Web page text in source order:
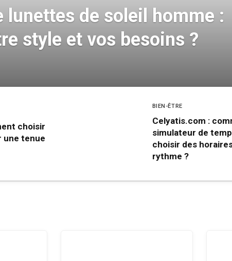
lunettes de soleil homme :
style et vos besoins ?
choisir
une tenue
BIEN-ÊTRE
Celyatis.com :
simulateur de
choisir des
rythme ?